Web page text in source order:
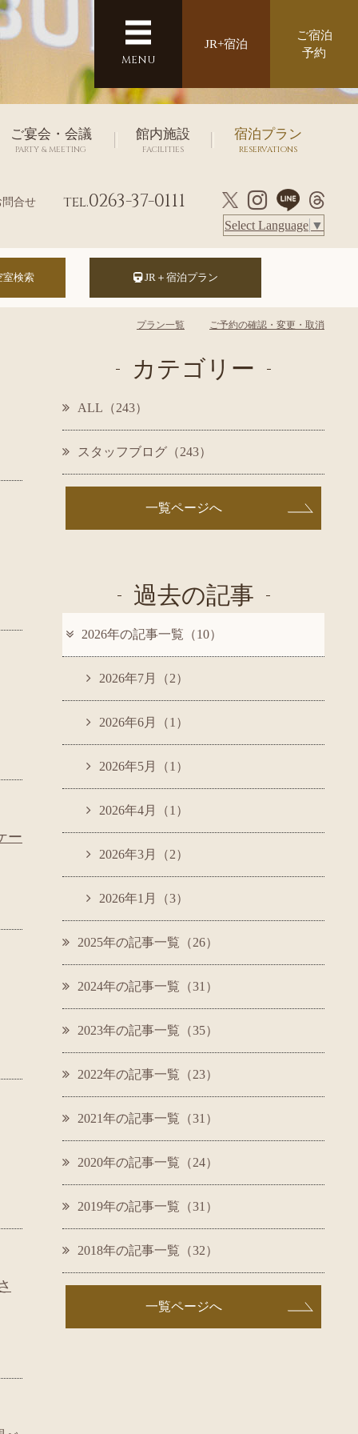
ご宴会・会議
PARTY & MEETING
館内施設
FACILITIES
宿泊プラン
RESERVATIONS
問合せ tel.0263-37-0111
Select Language ▼
JR＋宿泊プラン
プラン一覧 ご予約の確認・変更・取消
ー
カテゴリー
ALL（243）
スタッフブログ（243）
一覧ページへ
過去の記事
2026年の記事一覧（10）
2026年7月（2）
2026年6月（1）
2026年5月（1）
2026年4月（1）
2026年3月（2）
2026年1月（3）
2025年の記事一覧（26）
2024年の記事一覧（31）
2023年の記事一覧（35）
2022年の記事一覧（23）
2021年の記事一覧（31）
2020年の記事一覧（24）
2019年の記事一覧（31）
2018年の記事一覧（32）
一覧ページへ
MENU
JR+宿泊
ご宿泊
予約